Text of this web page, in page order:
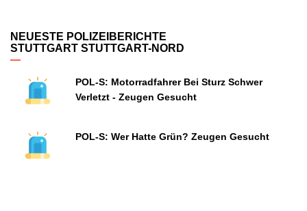
NEUESTE POLIZEIBERICHTE
STUTTGART STUTTGART-NORD
POL-S: Motorradfahrer Bei Sturz Schwer
Verletzt - Zeugen Gesucht
POL-S: Wer Hatte Grün? Zeugen Gesucht